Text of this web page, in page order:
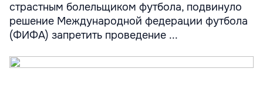
страстным болельщиком футбола, подвинуло
решение Международной федерации футбола
(ФИФА) запретить проведение ...